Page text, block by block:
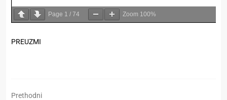
Page 1 / 74 Zoom 100%
PREUZMI
Prethodni